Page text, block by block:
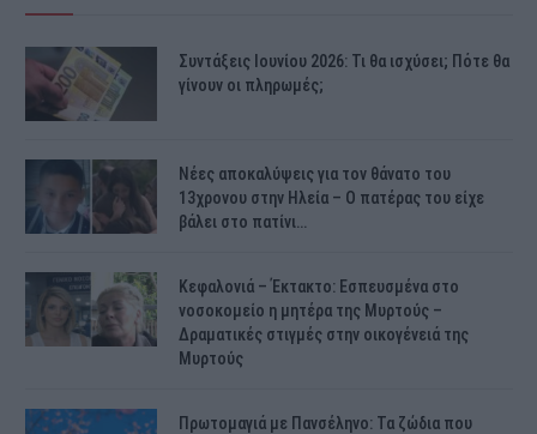
Συντάξεις Ιουνίου 2026: Τι θα ισχύσει; Πότε θα
γίνουν οι πληρωμές;
Νέες αποκαλύψεις για τον θάνατο του
13χρονου στην Ηλεία – Ο πατέρας του είχε
βάλει στο πατίνι…
Κεφαλονιά – Έκτακτο: Εσπευσμένα στο
νοσοκομείο η μητέρα της Μυρτούς –
Δραματικές στιγμές στην οικογένειά της
Μυρτούς
Πρωτομαγιά με Πανσέληνο: Τα ζώδια που